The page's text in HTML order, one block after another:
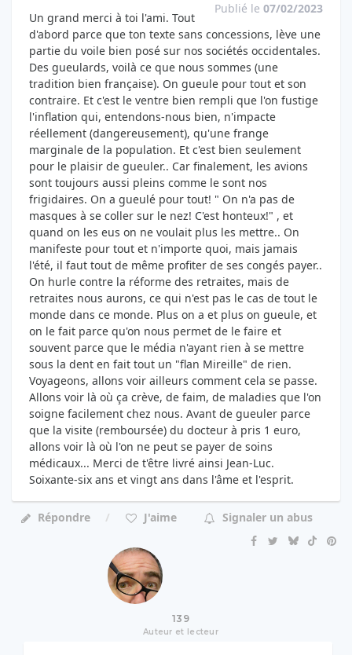
Publié le 07/02/2023
Un grand merci à toi l'ami. Tout
d'abord parce que ton texte sans concessions, lève une
partie du voile bien posé sur nos sociétés occidentales.
Des gueulards, voilà ce que nous sommes (une
tradition bien française). On gueule pour tout et son
contraire. Et c'est le ventre bien rempli que l'on fustige
l'inflation qui, entendons-nous bien, n'impacte
réellement (dangereusement), qu'une frange
marginale de la population. Et c'est bien seulement
pour le plaisir de gueuler.. Car finalement, les avions
sont toujours aussi pleins comme le sont nos
frigidaires. On a gueulé pour tout! " On n'a pas de
masques à se coller sur le nez! C'est honteux!" , et
quand on les eus on ne voulait plus les mettre.. On
manifeste pour tout et n'importe quoi, mais jamais
l'été, il faut tout de même profiter de ses congés payer..
On hurle contre la réforme des retraites, mais de
retraites nous aurons, ce qui n'est pas le cas de tout le
monde dans ce monde. Plus on a et plus on gueule, et
on le fait parce qu'on nous permet de le faire et
souvent parce que le média n'ayant rien à se mettre
sous la dent en fait tout un "flan Mireille" de rien.
Voyageons, allons voir ailleurs comment cela se passe.
Allons voir là où ça crève, de faim, de maladies que l'on
soigne facilement chez nous. Avant de gueuler parce
que la visite (remboursée) du docteur à pris 1 euro,
allons voir là où l'on ne peut se payer de soins
médicaux... Merci de t'être livré ainsi Jean-Luc.
Soixante-six ans et vingt ans dans l'âme et l'esprit.
Répondre J'aime Signaler un abus
139
Auteur et lecteur